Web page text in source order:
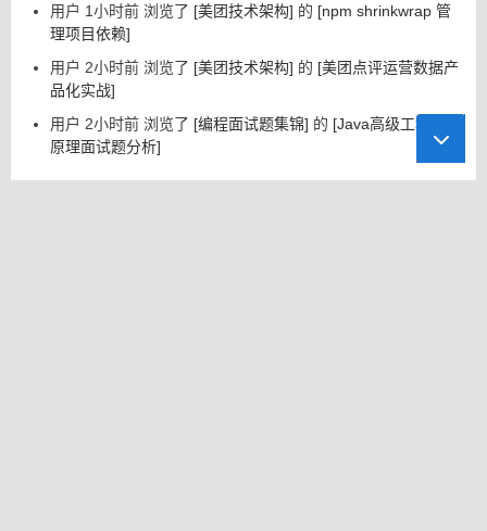
用户 1小时前 浏览了 [美团技术架构] 的 [npm shrinkwrap 管
理项目依赖]
用户 2小时前 浏览了 [美团技术架构] 的 [美团点评运营数据产
品化实战]
用户 2小时前 浏览了 [编程面试题集锦] 的 [Java高级工程师
原理面试题分析]